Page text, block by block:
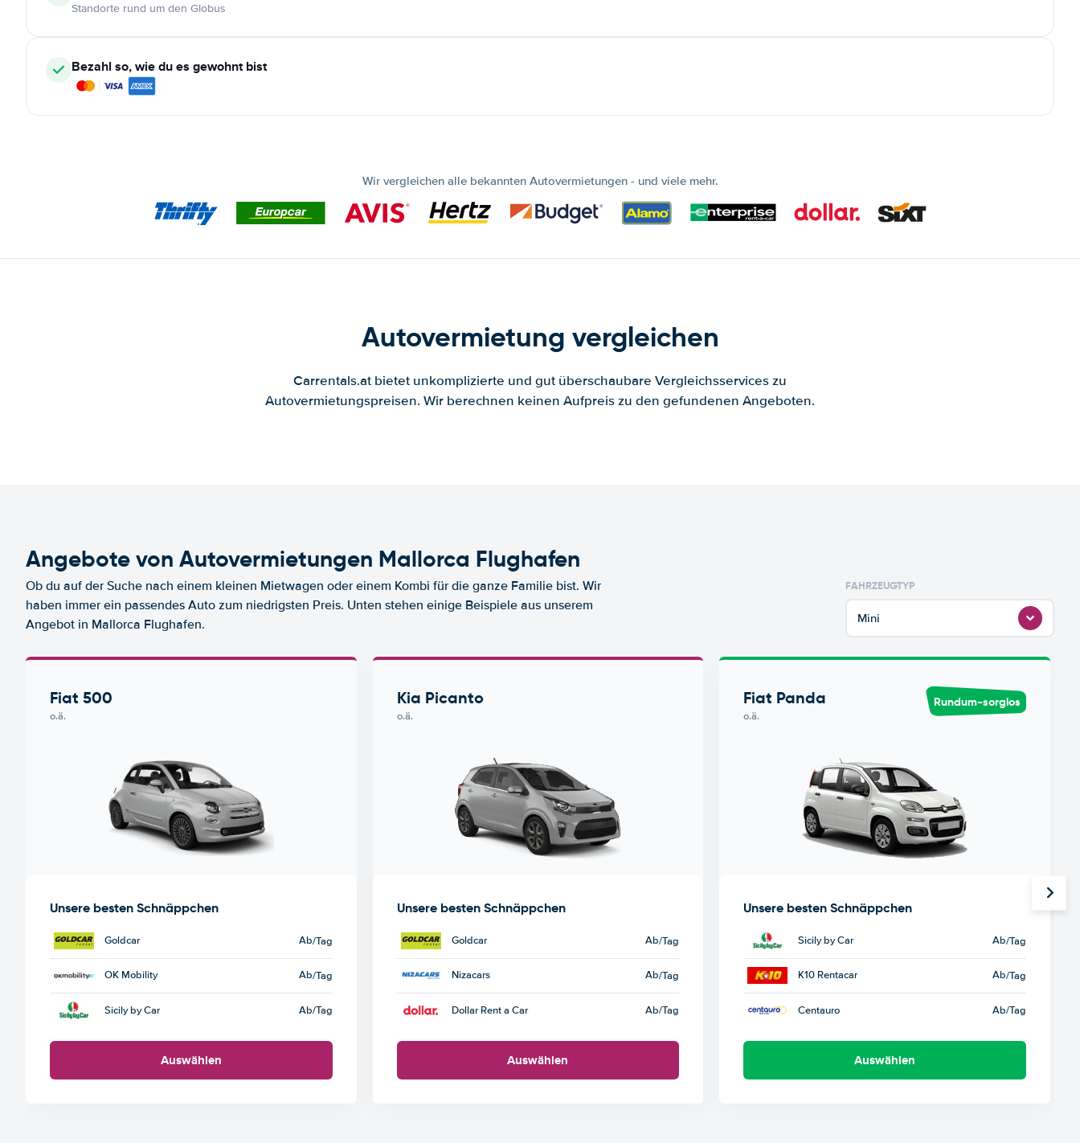
Standorte rund um den Globus
Bezahl so, wie du es gewohnt bist
Wir vergleichen alle bekannten Autovermietungen - und viele mehr.
Autovermietung vergleichen
Carrentals.at bietet unkomplizierte und gut überschaubare Vergleichsservices zu
Autovermietungspreisen. Wir berechnen keinen Aufpreis zu den gefundenen Angeboten.
Angebote von Autovermietungen Mallorca Flughafen
Ob du auf der Suche nach einem kleinen Mietwagen oder einem Kombi für die ganze Familie bist. Wir
haben immer ein passendes Auto zum niedrigsten Preis. Unten stehen einige Beispiele aus unserem
Angebot in Mallorca Flughafen.
FAHRZEUGTYP
Mini
Fiat 500
o.ä.
Unsere besten Schnäppchen
Goldcar Ab/Tag
OK Mobility Ab/Tag
Sicily by Car Ab/Tag
Auswählen
Kia Picanto
o.ä.
Unsere besten Schnäppchen
Goldcar Ab/Tag
Nizacars Ab/Tag
Dollar Rent a Car Ab/Tag
Auswählen
Fiat Panda
o.ä.
Rundum-sorglos
Unsere besten Schnäppchen
Sicily by Car Ab/Tag
K10 Rentacar Ab/Tag
Centauro Ab/Tag
Auswählen